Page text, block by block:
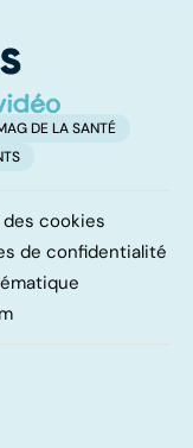
?
DE LA SANTÉ
cookies
de confidentialité